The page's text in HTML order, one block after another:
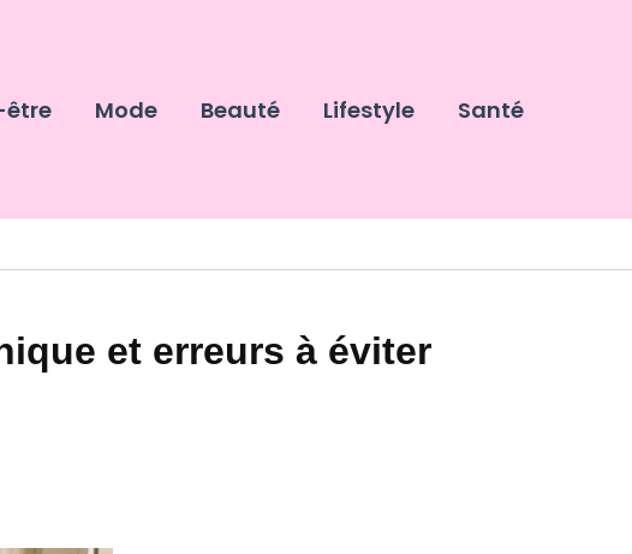
être Mode Beauté Lifestyle Santé
et erreurs à éviter